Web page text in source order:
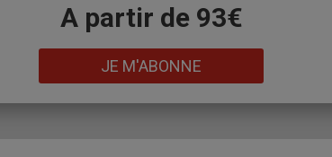
A partir de 93€
JE M'ABONNE